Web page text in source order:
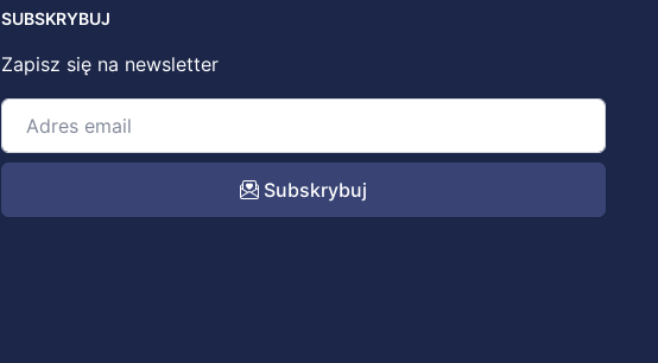
SUBSKRYBUJ
Zapisz się na newsletter
Subskrybuj